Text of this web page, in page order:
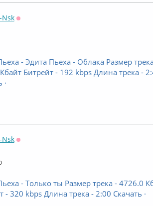
- Эдита Пьеха - Облака Размер
Битрейт - 192 kbps Длина трека -
·
- Только ты Размер трека - 4726.0
- 320 kbps Длина трека - 2:00 Скачать ·